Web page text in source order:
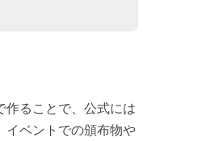
作ることで、公式には
イベントでの頒布物や